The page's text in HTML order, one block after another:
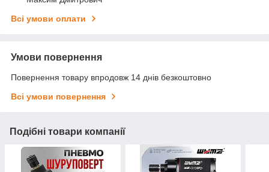
Всі умови оплати
Умови повернення
Повернення товару впродовж 14 днів безкоштовно
Всі умови повернення
Подібні товари компанії